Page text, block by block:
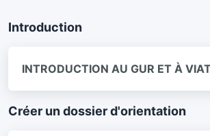
Introduction
INTRODUCTION AU GUR ET À
Créer un dossier d'orientation